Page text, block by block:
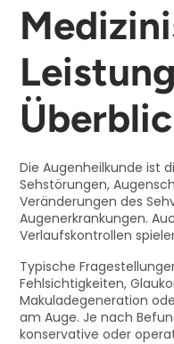
Die Augenheilkunde ist
Sehstörungen,
Veränderungen des
Augenerkrankungen.
Verlaufskontrollen
Typische
Fehlsichtigkeiten,
Makuladegeneration
am Auge. Je nach
konservative oder